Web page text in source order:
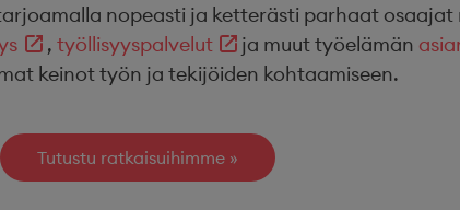
nopeasti ja ketterästi parhaat
, työllisyyspalvelut ja muut työelämän
keinot työn ja tekijöiden kohtaamiseen.
Tutustu ratkaisuihimme